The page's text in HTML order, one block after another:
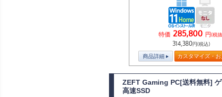
特価 285,800 円(税
314,380円(税込)
商品詳細 カスタマイズ・
ZEFT Gaming PC[送料無料]
高速SSD